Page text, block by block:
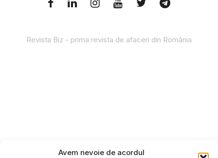
Avem nevoie de acordul
Revista Biz - prima revista de afaceri din România